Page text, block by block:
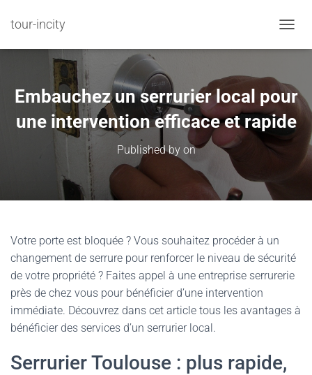
tour-incity
Embauchez un serrurier local pour
une intervention efficace et rapide
Published by on
Votre porte est bloquée ? Vous souhaitez procéder à un
changement de serrure pour renforcer le niveau de sécurité
de votre propriété ? Faites appel à une entreprise serrurerie
près de chez vous pour bénéficier d’une intervention
immédiate. Découvrez dans cet article tous les avantages à
bénéficier des services d’un serrurier local.
Serrurier Toulouse : plus rapide,